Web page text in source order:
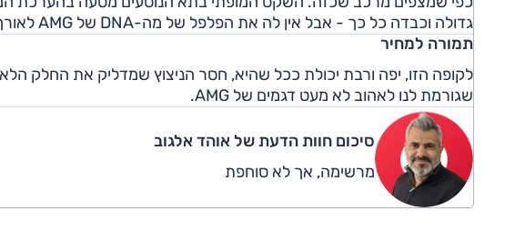
גדולה וכבדה כל כך - אבל אין לה את הפלפל של מה-DNA של AMG לאורך השנים. כמויות האחיזה אדירות.
תמורה למחיר
לקופה הזו, יפה ורבת יכולת ככל שהיא, חסר הניצוץ שמדליק את החלק
שגורמת לנו לאהוב לא מעט דגמים של AMG.
סיכום חוות הדעת של אוהד אלגוב
מרשימה, אך לא סוחפת